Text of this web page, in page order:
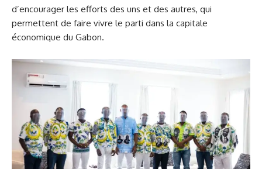
d’encourager les efforts des uns et des autres, qui
permettent de faire vivre le parti dans la capitale
économique du Gabon.